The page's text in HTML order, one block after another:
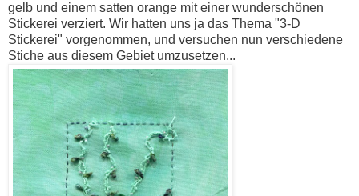
gelb und einem satten orange mit einer wunderschönen
Stickerei verziert. Wir hatten uns ja das Thema "3-D
Stickerei" vorgenommen, und versuchen nun verschiedene
Stiche aus diesem Gebiet umzusetzen...